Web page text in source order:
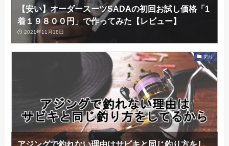
【安い】オーダースーツSADAの初回お試し価格「1
着１９８００円」で作ってみた【レビュー】
2021年11月18日
釣り
アジングで釣れない理由はサビキと同じ釣り方をし